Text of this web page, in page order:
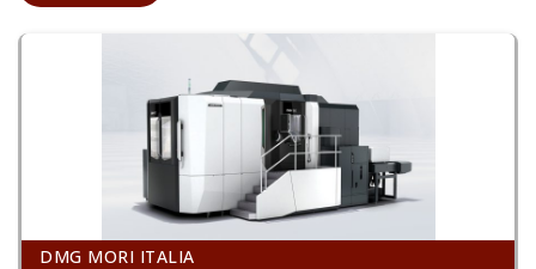
DMG MORI ITALIA